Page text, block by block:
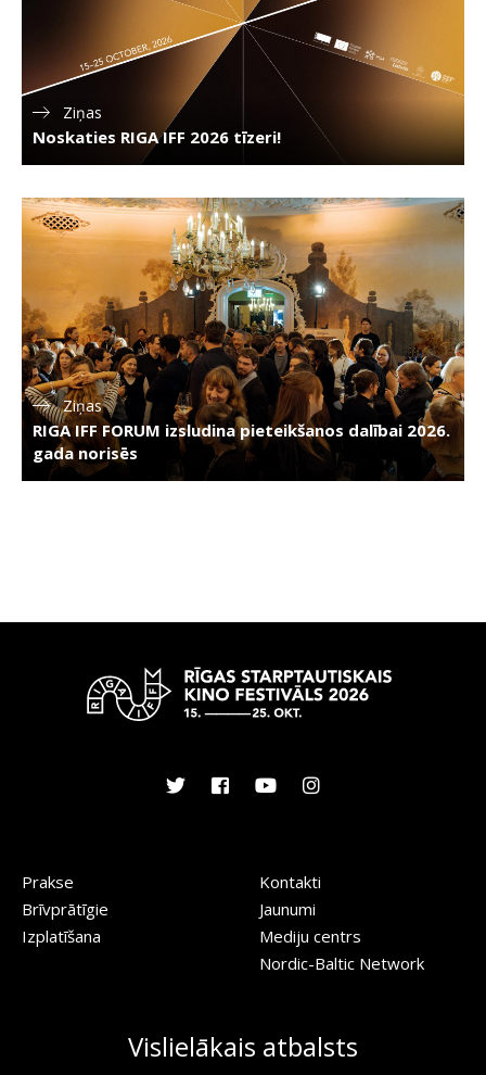
Ziņas
Noskaties RIGA IFF 2026 tīzeri!
Ziņas
RIGA IFF FORUM izsludina pieteikšanos dalībai 2026.
gada norisēs
Prakse
Brīvprātīgie
Izplatīšana
Kontakti
Jaunumi
Mediju centrs
Nordic-Baltic Network
Vislielākais atbalsts